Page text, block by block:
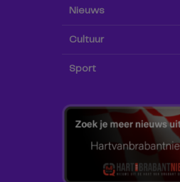
Nieuws
Cultuur
Sport